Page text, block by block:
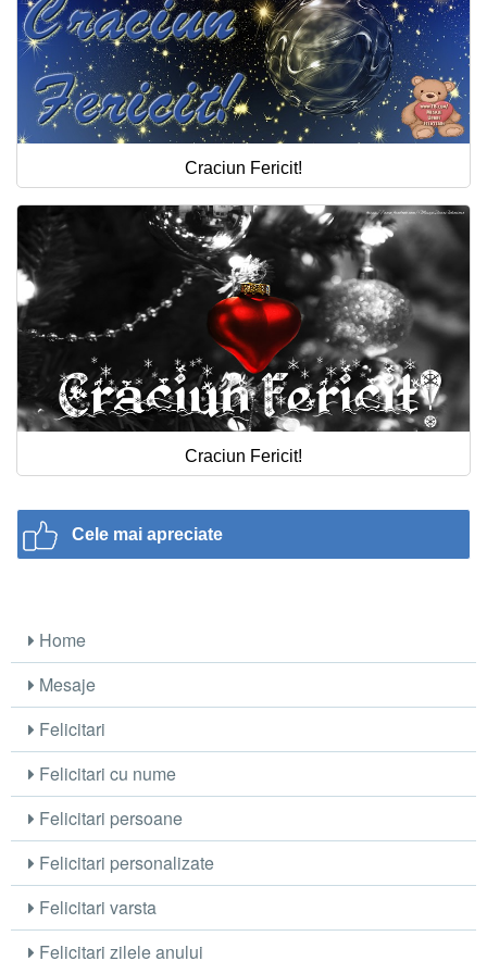
Craciun Fericit!
Craciun Fericit!
Cele mai apreciate
Home
Mesaje
Felicitari
Felicitari cu nume
Felicitari persoane
Felicitari personalizate
Felicitari varsta
Felicitari zilele anului